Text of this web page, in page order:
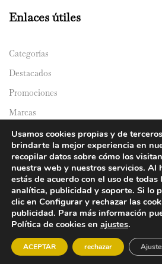
Enlaces útiles
Categorías
Destacados
Promociones
Marcas
Catálogos
Domicilios
© 2024 Y&Y Asian Market. All
Usamos cookies propias y de
brindarte la mejor experiencia en
recopilar datos sobre cómo los
nuestra web y nuestros servicios. Al
estás de acuerdo con el uso de todas
analítica, publicidad y soporte. Si lo
clic en Configurar y rechazar las
publicidad. Para más información
Política de cookies en ajustes.
ACEPTAR rechazar